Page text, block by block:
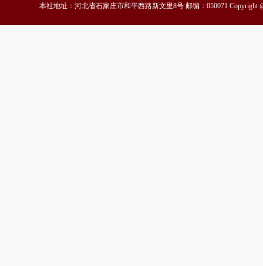
本社地址：河北省石家庄市和平西路新文里8号 邮编：050071 Copyright